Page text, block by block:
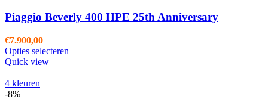
gekozen
worden
productpagina
Piaggio Beverly 400 HPE 25th Anniversary
€7.900,00
Opties selecteren
Quick view
4 kleuren
-8%